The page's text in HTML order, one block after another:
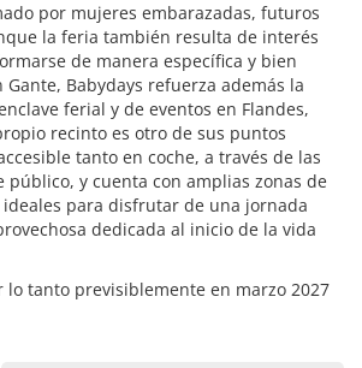
por mujeres embarazadas, futuros
la feria también resulta de interés
de manera específica y bien
Babydays refuerza además la
ferial y de eventos en Flandes,
recinto es otro de sus puntos
tanto en coche, a través de las
y cuenta con amplias zonas de
para disfrutar de una jornada
dedicada al inicio de la vida
tanto previsiblemente en marzo 2027